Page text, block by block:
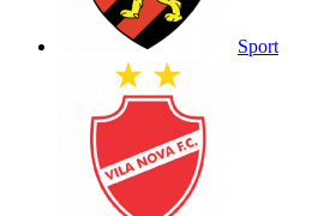
Sport